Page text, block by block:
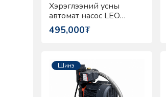
Хэрэглээний усны
автомат насос LEO
APSm75AT
495,000₮
Шинэ